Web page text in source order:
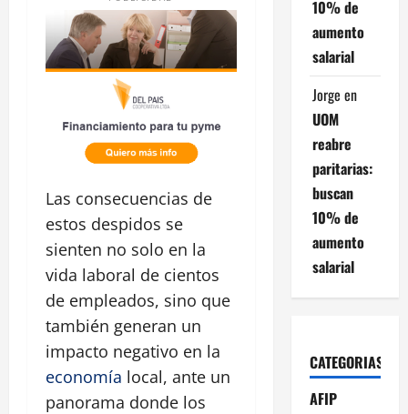
Las consecuencias de
estos despidos se
sienten no solo en la
vida laboral de cientos
de empleados, sino que
también generan un
impacto negativo en la
economía local, ante un
panorama donde los
10% de
aumento
salarial
Jorge en
UOM
reabre
paritarias:
buscan
10% de
aumento
salarial
CATEGORIAS
AFIP